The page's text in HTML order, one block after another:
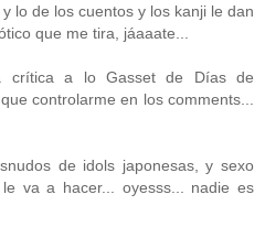
lo de los cuentos y los kanji le dan
que me tira, jáaaate...
crítica a lo Gasset de Días de
controlarme en los comments...
de idols japonesas, y sexo
va a hacer... oyesss... nadie es